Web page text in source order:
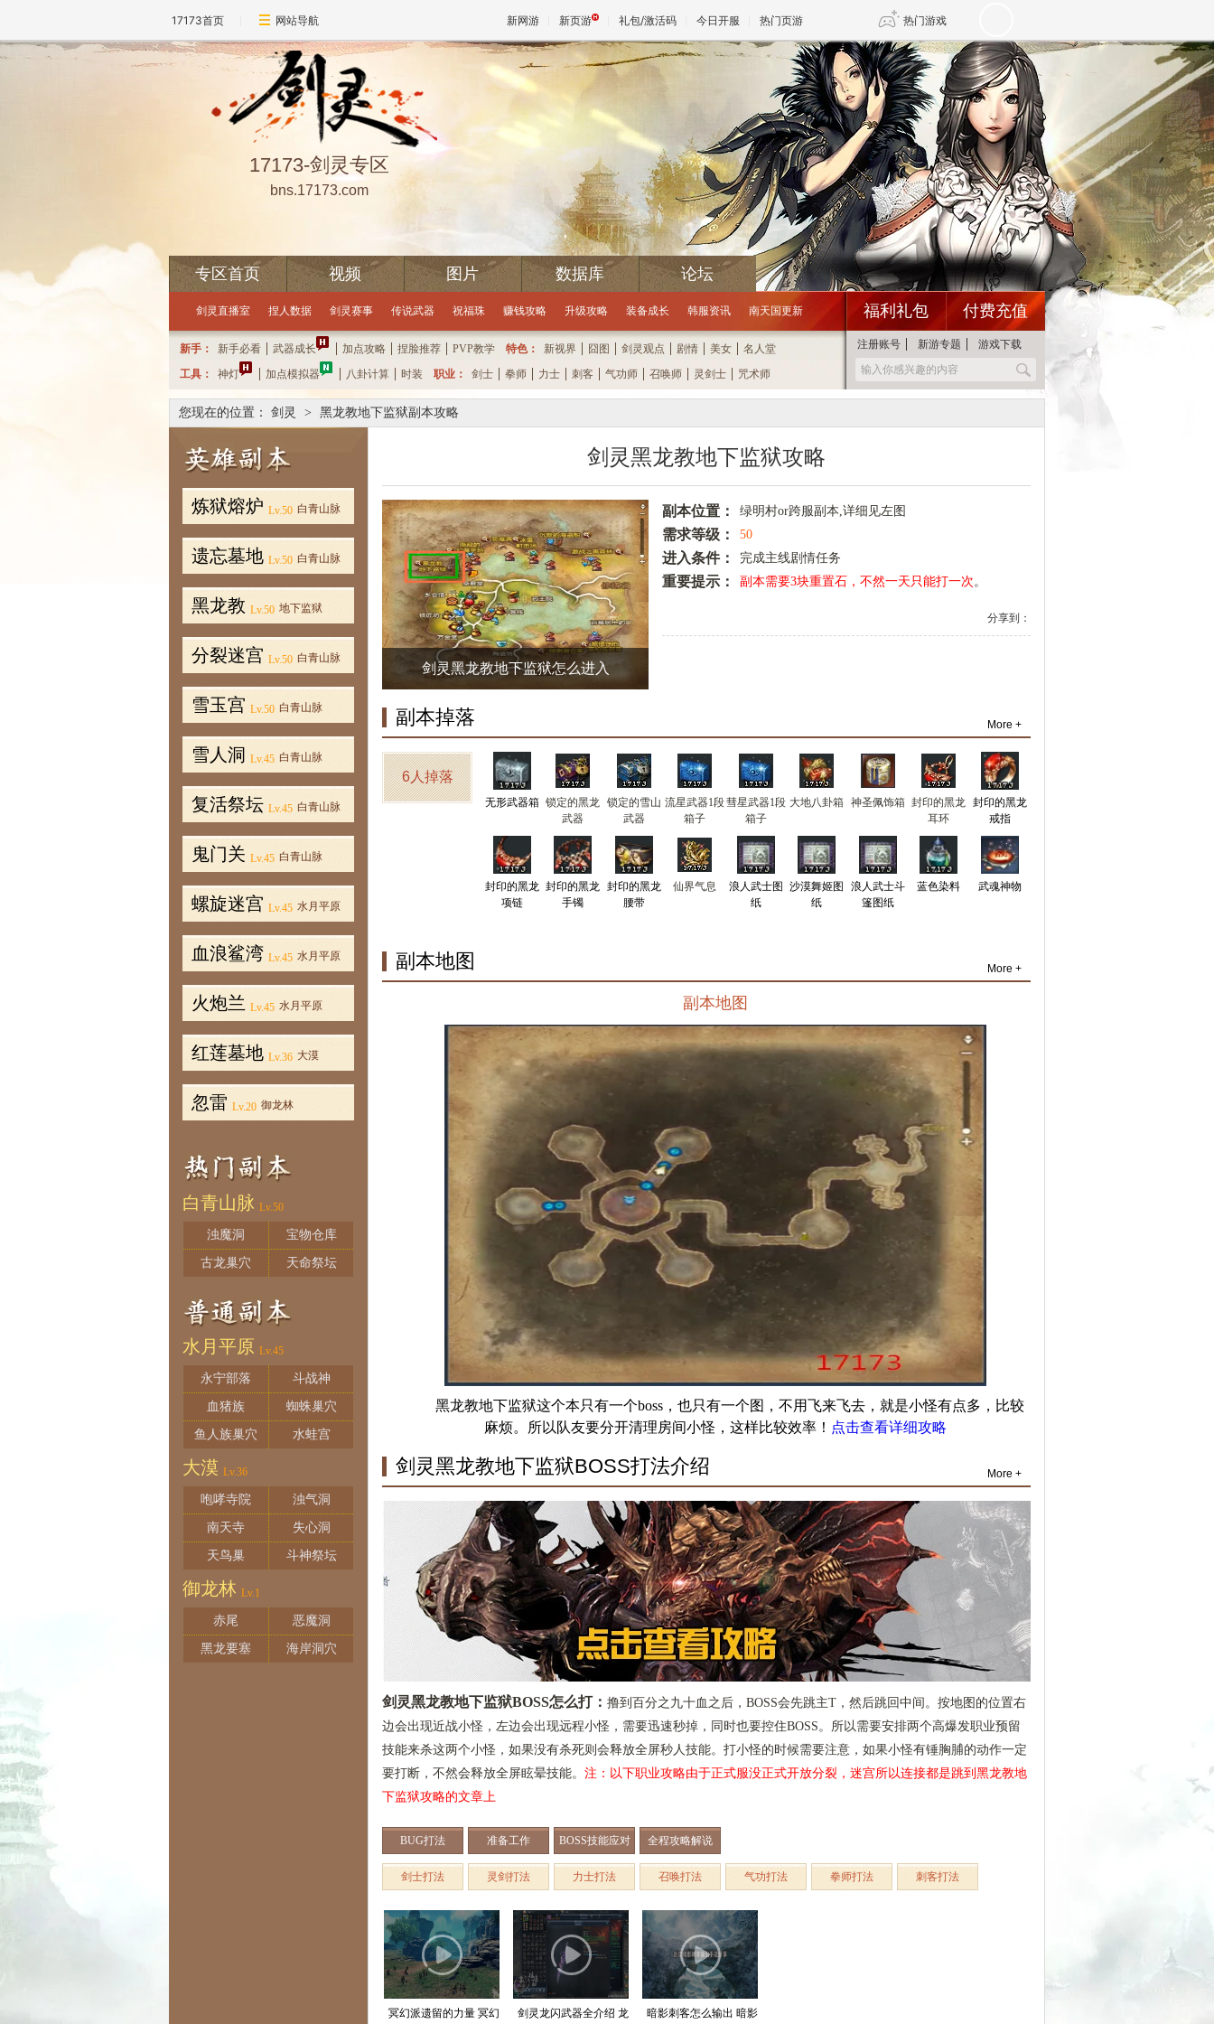
17173首页 网站导航 新网游 新页游 礼包/激活码 今日开服 热门页游 热门游戏
魔兽 DNF 传奇4
天堂 剑网3旗舰版 新天龙八部
王权与自由 诛仙世界 新仙侠5
17173-剑灵专区
bns.17173.com
点击领取礼包每小时可抽奖一次哦 10 分 10 秒距离下次抽奖还有
福利礼包 付费充值
注册账号 新游专题 游戏下载
剑灵直播室 捏人数据 剑灵赛事 传说武器 祝福珠 赚钱攻略 升级攻略 装备成长 韩服资讯 南天国更新
新手： 新手必看 武器成长 加点攻略 捏脸推荐 PVP教学 特色： 新视界 囧图 剑灵观点 剧情 美女
名人堂
工具：
神灯 加点模拟器 八卦计算 时装 职业： 剑士 拳师 力士 刺客 气功师 召唤师 灵剑士 咒术师
专区首页 视频 图片 数据库 论坛
您现在的位置： 剑灵 > 黑龙教地下监狱副本攻略
炼狱熔炉 Lv.50 白青山脉
遗忘墓地 Lv.50 白青山脉
黑龙教 Lv.50 地下监狱
分裂迷宫 Lv.50 白青山脉
雪玉宫 Lv.50 白青山脉
雪人洞 Lv.45 白青山脉
复活祭坛 Lv.45 白青山脉
鬼门关 Lv.45 白青山脉
螺旋迷宫 Lv.45 水月平原
血浪鲨湾 Lv.45 水月平原
火炮兰 Lv.45 水月平原
红莲墓地 Lv.36 大漠
忽雷 Lv.20 御龙林
白青山脉 Lv.50
浊魔洞 宝物仓库
古龙巢穴 天命祭坛
水月平原 Lv.45
永宁部落 斗战神
血猪族 蜘蛛巢穴
鱼人族巢穴 水蛙宫
大漠 Lv.36
咆哮寺院 浊气洞
南天寺 失心洞
天鸟巢 斗神祭坛
御龙林 Lv.1
赤尾 恶魔洞
黑龙要塞 海岸洞穴
剑灵黑龙教地下监狱攻略
剑灵黑龙教地下监狱怎么进入
副本位置： 绿明村or跨服副本,详细见左图
需求等级： 50
进入条件： 完成主线剧情任务
重要提示： 副本需要3块重置石，不然一天只能打一次。
分享到：
副本掉落
6人掉落
无形武器箱 锁定的黑龙
武器
锁定的雪山
武器
流星武器1段
箱子
彗星武器1段
箱子
大地八卦箱 神圣佩饰箱 封印的黑龙
耳环
封印的黑龙
戒指
封印的黑龙
项链
封印的黑龙
手镯
封印的黑龙
腰带
仙界气息
浪人武士图
纸
沙漠舞姬图
纸
浪人武士斗
篷图纸
蓝色染料 武魂神物
More +
副本地图
副本地图
黑龙教地下监狱这个本只有一个boss，也只有一个图，不用飞来飞去，就是小怪有点多，比较
麻烦。所以队友要分开清理房间小怪，这样比较效率！ 点击查看详细攻略
More +
剑灵黑龙教地下监狱BOSS打法介绍
剑灵黑龙教地下监狱BOSS怎么打： 撸到百分之九十血之后，BOSS会先跳主T，然后跳回中间。按地图的位置右
边会出现近战小怪，左边会出现远程小怪，需要迅速秒掉，同时也要控住BOSS。所以需要安排两个高爆发职业预留
技能来杀这两个小怪，如果没有杀死则会释放全屏秒人技能。打小怪的时候需要注意，如果小怪有锤胸脯的动作一定
要打断，不然会释放全屏眩晕技能。 注：以下职业攻略由于正式服没正式开放分裂，迷宫所以连接都是跳到黑龙教地
下监狱攻略的文章上
BUG打法 准备工作 BOSS技能应对 全程攻略解说
剑士打法 灵剑打法 力士打法 召唤打法 气功打法 拳师打法 刺客打法
冥幻派遗留的力量 冥幻
剑灵龙闪武器全介绍 龙
暗影刺客怎么输出 暗影
More +